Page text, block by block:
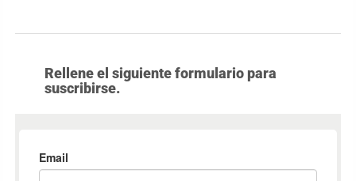
Rellene el siguiente formulario para
suscribirse.